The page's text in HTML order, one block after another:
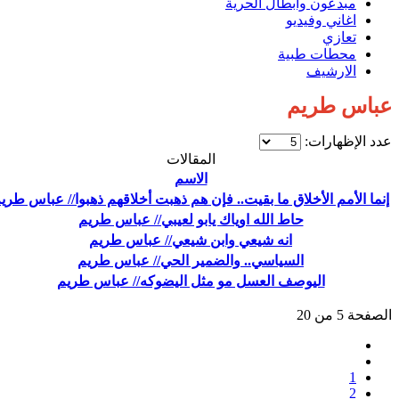
مبدعون وابطال الحرية
اغاني وفيديو
تعازي
محطات طبية
الارشيف
عباس طريم
عدد الإظهارات:
المقالات
الاسم
إنما الأمم الأخلاق ما بقيت.. فإن هم ذهبت أخلاقهم ذهبوا// عباس
حاط الله اوياك يابو لعيبي// عباس طريم
انه شيعي وابن شيعي// عباس طريم
السياسي.. والضمير الحي// عباس طريم
اليوصف العسل مو مثل اليضوكه// عباس طريم
الصفحة 5 من 20
1
2